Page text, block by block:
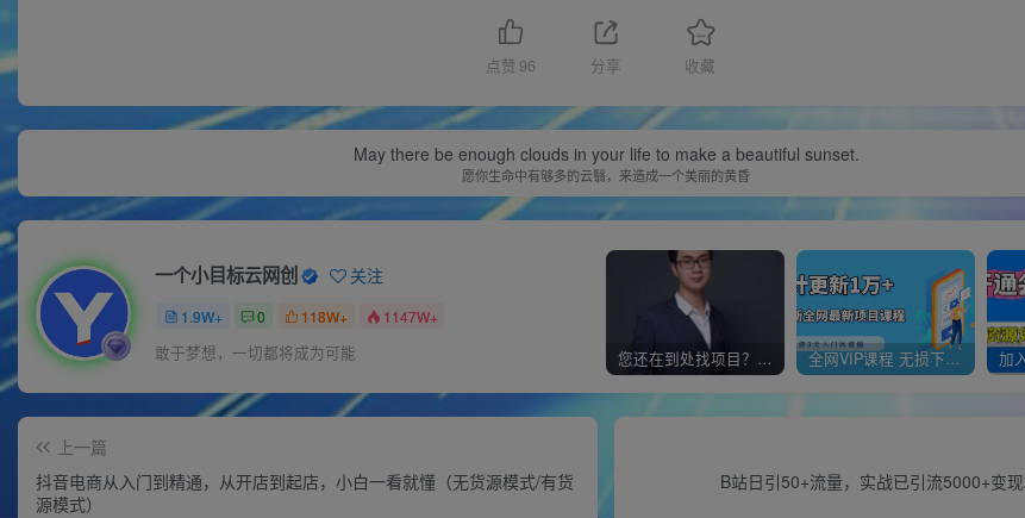
点赞 96 分享 收藏
May there be enough clouds in your life to make a beautiful sunset.
愿你生命中有够多的云翳，来造成一个美丽的黄昏
一个小目标云网创 关注
1.9W+ 0 118W+ 1147W+
敢于梦想，一切都将成为可能 您还在到处找项目？还在当韭菜？我靠经营“一个小目标网创商城”年入百W+，曾经我也负债累累! 全网VIP课程 无损下载~
上一篇
抖音电商从入门到精通，从开店到起店，小白一看就懂（无货源模式/有货
源模式）
B站日引50+流量，实战已引流5000+变